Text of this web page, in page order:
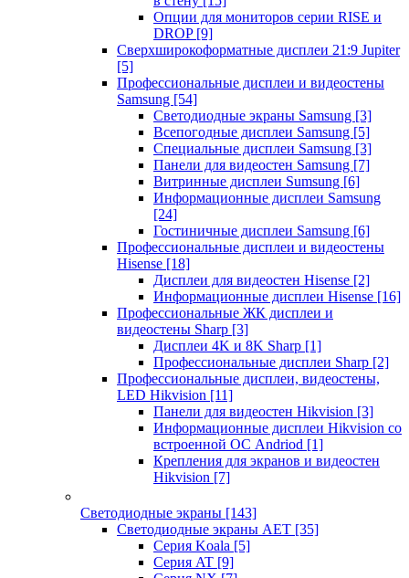
Опции для мониторов серии RISE и
DROP [9]
Сверхширокоформатные дисплеи 21:9 Jupiter
[5]
Профессиональные дисплеи и видеостены
Samsung [54]
Светодиодные экраны Samsung [3]
Всепогодные дисплеи Samsung [5]
Специальные дисплеи Samsung [3]
Панели для видеостен Samsung [7]
Витринные дисплеи Sumsung [6]
Информационные дисплеи Samsung
[24]
Гостиничные дисплеи Samsung [6]
Профессиональные дисплеи и видеостены
Hisense [18]
Дисплеи для видеостен Hisense [2]
Информационные дисплеи Hisense [16]
Профессиональные ЖК дисплеи и
видеостены Sharp [3]
Дисплеи 4K и 8K Sharp [1]
Профессиональные дисплеи Sharp [2]
Профессиональные дисплеи, видеостены,
LED Hikvision [11]
Панели для видеостен Hikvision [3]
Информационные дисплеи Hikvision со
встроенной ОС Andriod [1]
Крепления для экранов и видеостен
Hikvision [7]
Светодиодные экраны [143]
Светодиодные экраны AET [35]
Cерия Koala [5]
Серия AT [9]